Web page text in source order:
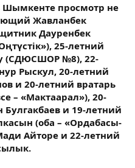
Шымкенте просмотр не
Жавланбек
Дауренбек
25-летний
(СДЮСШОР №8), 22-
Рыскул, 20-летний
и 20-летний вратарь
– «Мактаарал»), 20-
и 19-летний
(оба – «Ордабасы-
Айторе и 22-летний